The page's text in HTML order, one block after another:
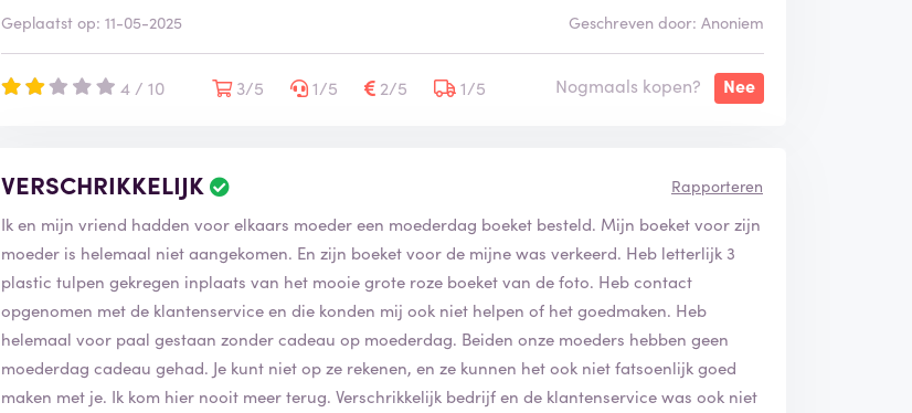
Geplaatst op: 11-05-2025 Geschreven door: Anoniem
4 / 10 3/5 1/5 2/5 1/5 Nogmaals kopen? Nee
VERSCHRIKKELIJK Rapporteren
Ik en mijn vriend hadden voor elkaars moeder een moederdag boeket besteld. Mijn boeket voor zijn
moeder is helemaal niet aangekomen. En zijn boeket voor de mijne was verkeerd. Heb letterlijk 3
plastic tulpen gekregen inplaats van het mooie grote roze boeket van de foto. Heb contact
opgenomen met de klantenservice en die konden mij ook niet helpen of het goedmaken. Heb
helemaal voor paal gestaan zonder cadeau op moederdag. Beiden onze moeders hebben geen
moederdag cadeau gehad. Je kunt niet op ze rekenen, en ze kunnen het ook niet fatsoenlijk goed
maken met je. Ik kom hier nooit meer terug. Verschrikkelijk bedrijf en de klantenservice was ook niet